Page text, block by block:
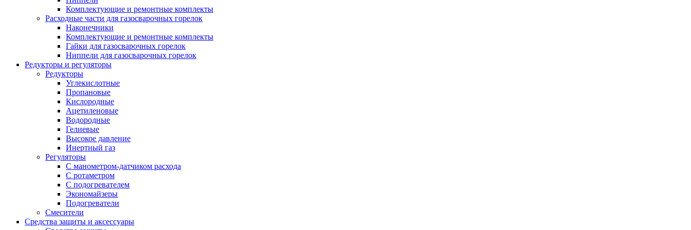
Комплектующие и ремонтные комплекты
Расходные части для газосварочных горелок
Наконечники
Комплектующие и ремонтные комплекты
Гайки для газосварочных горелок
Ниппели для газосварочных горелок
Редукторы и регуляторы
Редукторы
Углекислотные
Пропановые
Кислородные
Ацетиленовые
Водородные
Гелиевые
Высокое давление
Инертный газ
Регуляторы
С манометром-датчиком расхода
С ротаметром
С подогревателем
Экономайзеры
Подогреватели
Смесители
Средства защиты и аксессуары